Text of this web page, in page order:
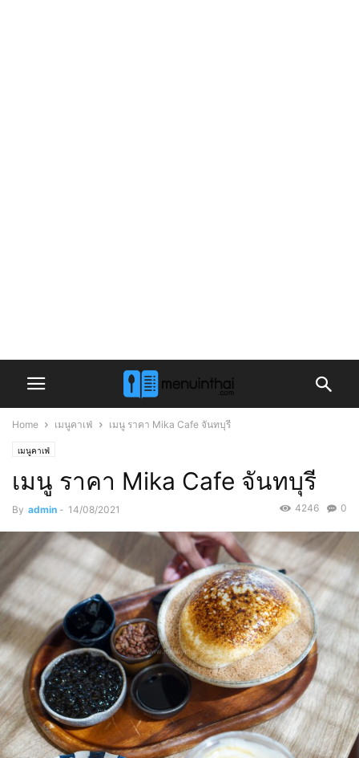
Home เมนูคาเฟ่ เมนู ราคา Mika Cafe จันทบุรี
เมนูคาเฟ่
เมนู ราคา Mika Cafe จันทบุรี
By admin - 14/08/2021 0
4246